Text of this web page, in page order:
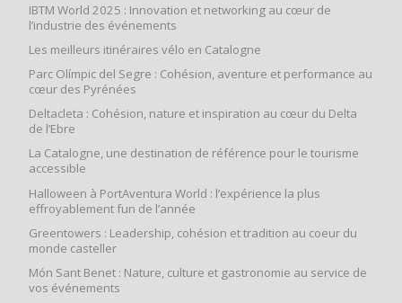
IBTM World 2025 : Innovation et networking au cœur de
l’industrie des événements
Les meilleurs itinéraires vélo en Catalogne
Parc Olímpic del Segre : Cohésion, aventure et performance au
cœur des Pyrénées
Deltacleta : Cohésion, nature et inspiration au cœur du Delta
de l’Ebre
La Catalogne, une destination de référence pour le tourisme
accessible
Halloween à PortAventura World : l’expérience la plus
effroyablement fun de l’année
Greentowers : Leadership, cohésion et tradition au coeur du
monde casteller
Món Sant Benet : Nature, culture et gastronomie au service de
vos événements